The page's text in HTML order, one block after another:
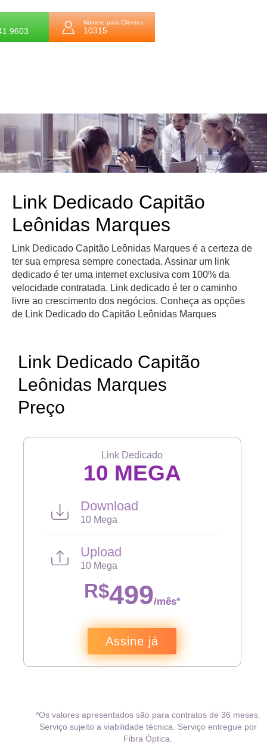
9603
Número para Clientes
10315
Link Dedicado Capitão
Leônidas Marques
Link Dedicado Capitão Leônidas Marques é a certeza de
ter sua empresa sempre conectada. Assinar um link
dedicado é ter uma internet exclusiva com 100% da
velocidade contratada. Link dedicado é ter o caminho
livre ao crescimento dos negócios. Conheça as opções
de Link Dedicado do Capitão Leônidas Marques
Link Dedicado Capitão
Leônidas Marques
Preço
Link Dedicado
10 MEGA
Download
10 Mega
Upload
10 Mega
R$499/mês*
Assine já
*Os valores apresentados são para contratos de 36 meses.
Serviço sujeito a viabilidade técnica. Serviço entregue por
Fibra Óptica.